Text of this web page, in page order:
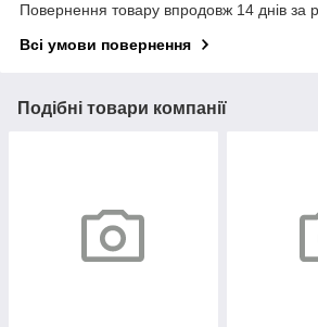
Повернення товару впродовж 14 днів за
Всі умови повернення
Подібні товари компанії